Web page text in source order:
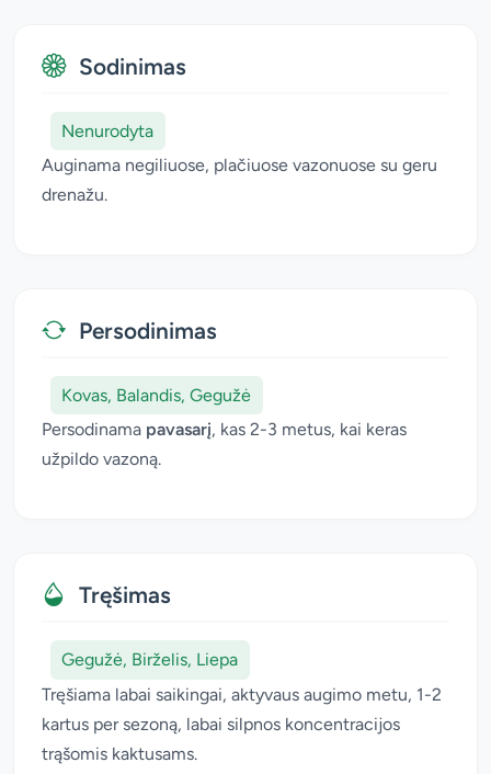
Sodinimas
Nenurodyta
Auginama negiliuose, plačiuose vazonuose su geru
drenažu.
Persodinimas
Kovas, Balandis, Gegužė
Persodinama pavasarį, kas 2-3 metus, kai keras
užpildo vazoną.
Tręšimas
Gegužė, Birželis, Liepa
Tręšiama labai saikingai, aktyvaus augimo metu, 1-2
kartus per sezoną, labai silpnos koncentracijos
trąšomis kaktusams.